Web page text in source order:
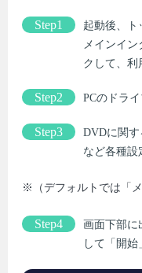
Step1
起動後、ト
メインイ
クして、利
Step2 PCのドラ
Step3
DVDに関
など各種設
※（デフォルトでは「メ
Step4
画面下部に
して「開